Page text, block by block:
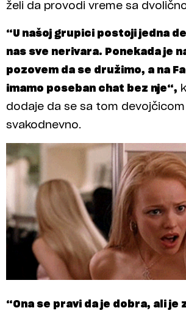
želi da provodi vreme sa
“U našoj grupici postoji jedna
nas sve nerivara. Ponekada je
pozovem da se družimo, a na
imamo poseban chat bez nje“,
dodaje da se sa tom
svakodnevno.
“Ona se pravi da je dobra, ali je